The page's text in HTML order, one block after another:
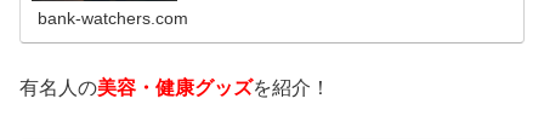
bank-watchers.com
有名人の美容・健康グッズを紹介！